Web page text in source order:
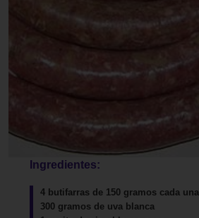
Ingredientes:
4 butifarras de 150 gramos cada una
300 gramos de uva blanca